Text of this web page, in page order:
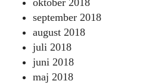
oktober 2018
september 2018
august 2018
juli 2018
juni 2018
maj 2018